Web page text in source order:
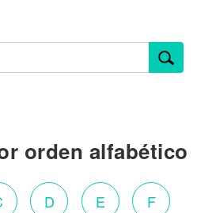
orden alfabético
D E F